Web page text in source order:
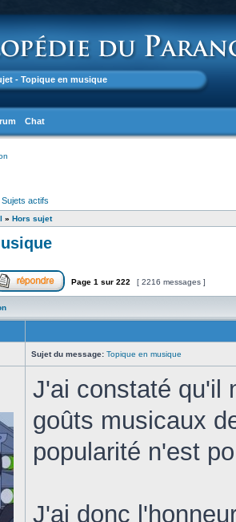
- Topique en musique
Chat
Sujets actifs
» Hors sujet
Page 1 sur 222 [ 2216 messages ]
Sujet du message: Topique en musique
J'ai constaté qu'il
goûts musicaux
popularité n'est
J'ai donc